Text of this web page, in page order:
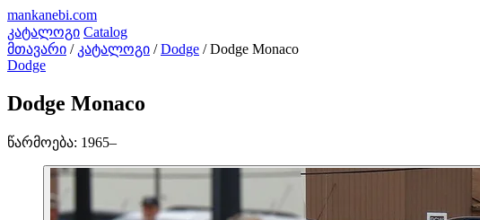
mankanebi.com
კატალოგი Catalog
მთავარი / კატალოგი / Dodge / Dodge Monaco
Dodge
Dodge Monaco
წარმოება: 1965–